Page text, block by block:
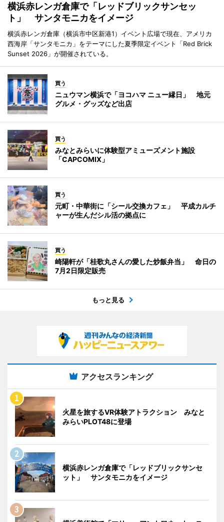
横浜赤レンガ倉庫で「レッドブリックサンセッ
ト」 サンタモニカをイメージ
横浜赤レンガ倉庫（横浜市中区新港1）イベント広場で現在、アメリカ
西海岸「サンタモニカ」をテーマにした夏季限定イベント「Red Brick
Sunset 2026」が開催されている。
買う
ニュウマン横浜で「ヨコハマ ニュー縁日」 地元
グルメ・グッズなど出店
買う
みなとみらいに体験型アミューズメント施設
「CAPCOMIX」
買う
元町・中華街に「シール交換カフェ」 平成カルチ
ャーが生んだシル活の拠点に
買う
崎陽軒が「桂歌丸さんの愛した炒飯弁当」 命日の
7月2日限定販売
もっと見る
アクセスランキング
火星を旅するVR体験アトラクション みなと
みらいPLOT48に登場
横浜赤レンガ倉庫で「レッドブリックサンセ
ット」 サンタモニカをイメージ